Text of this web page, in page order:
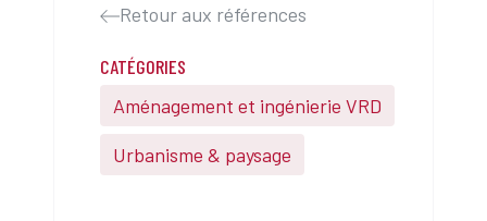
Retour aux références
CATÉGORIES
Aménagement et ingénierie VRD
Urbanisme & paysage